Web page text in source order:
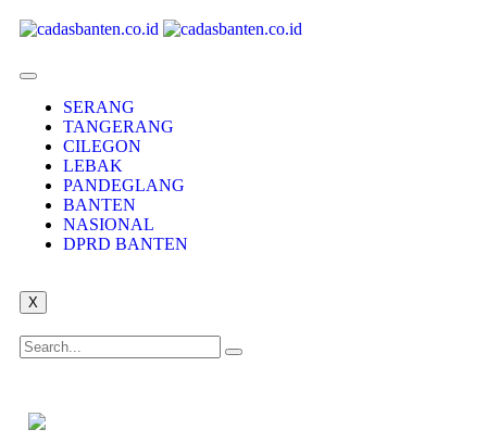
SERANG
TANGERANG
CILEGON
LEBAK
PANDEGLANG
BANTEN
NASIONAL
DPRD BANTEN
X